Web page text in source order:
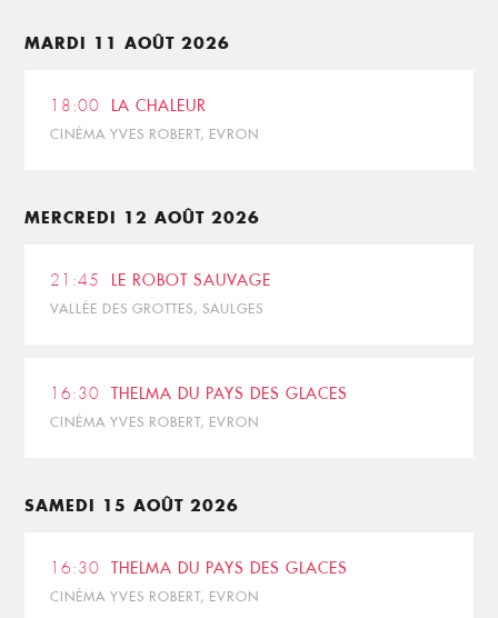
MARDI 11 AOÛT 2026
18:00 LA CHALEUR
CINÉMA YVES ROBERT, EVRON
MERCREDI 12 AOÛT 2026
21:45 LE ROBOT SAUVAGE
VALLÉE DES GROTTES, SAULGES
16:30 THELMA DU PAYS DES GLACES
CINÉMA YVES ROBERT, EVRON
SAMEDI 15 AOÛT 2026
16:30 THELMA DU PAYS DES GLACES
CINÉMA YVES ROBERT, EVRON